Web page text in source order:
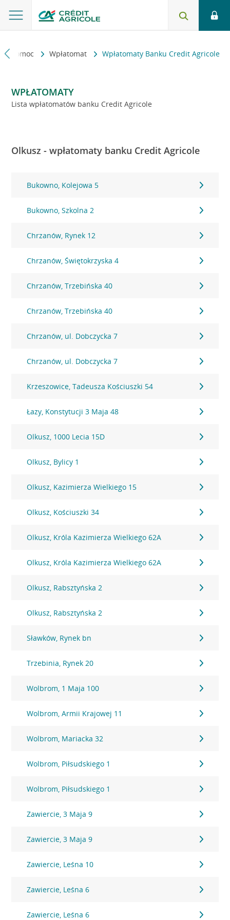
i pomoc Wpłatomat Wpłatomaty Banku Credit Agricole
WPŁATOMATY
Lista wpłatomatów banku Credit Agricole
Olkusz - wpłatomaty banku Credit Agricole
Bukowno, Kolejowa 5
Bukowno, Szkolna 2
Chrzanów, Rynek 12
Chrzanów, Świętokrzyska 4
Chrzanów, Trzebińska 40
Chrzanów, Trzebińska 40
Chrzanów, ul. Dobczycka 7
Chrzanów, ul. Dobczycka 7
Krzeszowice, Tadeusza Kościuszki 54
Łazy, Konstytucji 3 Maja 48
Olkusz, 1000 Lecia 15D
Olkusz, Bylicy 1
Olkusz, Kazimierza Wielkiego 15
Olkusz, Kościuszki 34
Olkusz, Króla Kazimierza Wielkiego 62A
Olkusz, Króla Kazimierza Wielkiego 62A
Olkusz, Rabsztyńska 2
Olkusz, Rabsztyńska 2
Sławków, Rynek bn
Trzebinia, Rynek 20
Wolbrom, 1 Maja 100
Wolbrom, Armii Krajowej 11
Wolbrom, Mariacka 32
Wolbrom, Piłsudskiego 1
Wolbrom, Piłsudskiego 1
Zawiercie, 3 Maja 9
Zawiercie, 3 Maja 9
Zawiercie, Leśna 10
Zawiercie, Leśna 6
Zawiercie, Leśna 6